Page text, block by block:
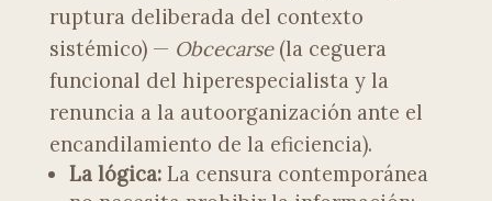
ruptura deliberada del contexto
sistémico) — Obcecarse(la ceguera
funcional del hiperespecialista y la
renuncia a la autoorganización ante el
encandilamiento de la eficiencia).
La lógica:La censura contemporánea